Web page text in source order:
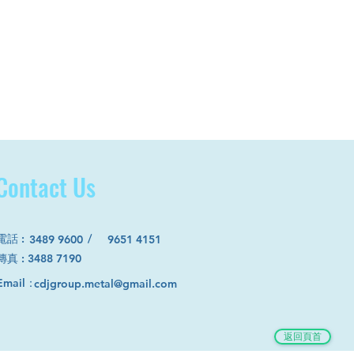
返回頁首
9651 4151
話 : /
：cdjgroup.metal@gmail.com
Us
3489 9600
真 : 3488 7190